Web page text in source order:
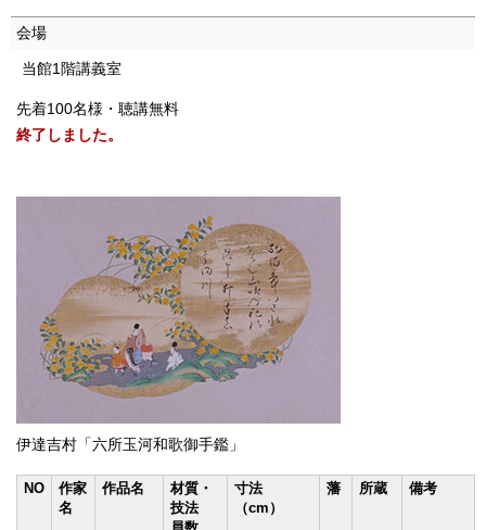
会場
当館1階講義室
先着100名様・聴講無料
終了しました。
伊達吉村「六所玉河和歌御手鑑」
NO
作家
名
作品名
材質・
技法
寸法
（cm）
藩 所蔵 備考